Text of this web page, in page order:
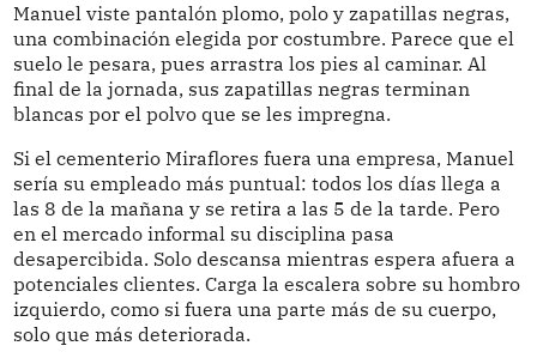
Manuel viste pantalón plomo, polo y zapatillas negras,
una combinación elegida por costumbre. Parece que el
suelo le pesara, pues arrastra los pies al caminar. Al
final de la jornada, sus zapatillas negras terminan
blancas por el polvo que se les impregna.
Si el cementerio Miraflores fuera una empresa, Manuel
sería su empleado más puntual: todos los días llega a
las 8 de la mañana y se retira a las 5 de la tarde. Pero
en el mercado informal su disciplina pasa
desapercibida. Solo descansa mientras espera afuera a
potenciales clientes. Carga la escalera sobre su hombro
izquierdo, como si fuera una parte más de su cuerpo,
solo que más deteriorada.